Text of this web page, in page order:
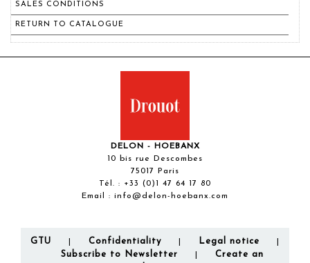
SALES CONDITIONS
RETURN TO CATALOGUE
DELON - HOEBANX
10 bis rue Descombes
75017 Paris
Tél. : +33 (0)1 47 64 17 80
Email : info@delon-hoebanx.com
GTU Confidentiality Legal notice
Subscribe to Newsletter Create an